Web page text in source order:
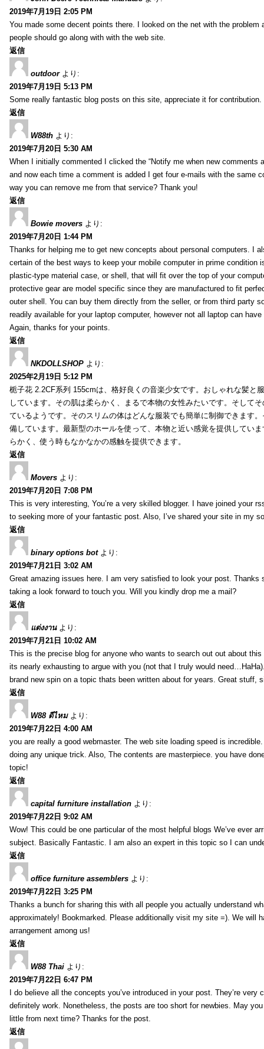
2019年7月19日 2:05 PM
You made some decent points there. I looked on the net with the problem
people should go along with with the web site.
返信
outdoor より:
2019年7月19日 5:13 PM
Some really fantastic blog posts on this site, appreciate it for contribution.
返信
W88th より:
2019年7月20日 5:30 AM
When I initially commented I clicked the “Notify me when new comments
and now each time a comment is added I get four e-mails with the same
way you can remove me from that service? Thank you!
返信
Bowie movers より:
2019年7月20日 1:44 PM
Thanks for helping me to get new concepts about personal computers. I
certain of the best ways to keep your mobile computer in prime condition
plastic-type material case, or shell, that will fit over the top of your
protective gear are model specific since they are manufactured to fit
outer shell. You can buy them directly from the seller, or from third party
readily available for your laptop computer, however not all laptop can
Again, thanks for your points.
返信
NKDOLLSHOP より:
2025年2月19日 5:12 PM
栀子花 2.2CF系列 155cmは、格好良くの音楽少女です。おしゃれな髪と
しています。その肌は柔らかく、まるで本物の女性みたいです。そして
ているようです。そのスリムの体はどんな服装でも簡単に制御できます
備しています。最新型のホールを使って、本物と近い感覚を提供してい
らかく、使う時もなかなかの感触を提供できます。
返信
Movers より:
2019年7月20日 7:08 PM
This is very interesting, You’re a very skilled blogger. I have joined your
to seeking more of your fantastic post. Also, I’ve shared your site in my
返信
binary options bot より:
2019年7月21日 3:02 AM
Great amazing issues here. I am very satisfied to look your post. Thanks
taking a look forward to touch you. Will you kindly drop me a mail?
返信
แต่งงาน より:
2019年7月21日 10:02 AM
This is the precise blog for anyone who wants to search out out about
its nearly exhausting to argue with you (not that I truly would
brand new spin on a topic thats been written about for years. Great stuff,
返信
W88 ดีไหม より:
2019年7月22日 4:00 AM
you are really a good webmaster. The web site loading speed is
doing any unique trick. Also, The contents are masterpiece. you have
topic!
返信
capital furniture installation より:
2019年7月22日 9:02 AM
Wow! This could be one particular of the most helpful blogs We’ve ever
subject. Basically Fantastic. I am also an expert in this topic so I can
返信
office furniture assemblers より:
2019年7月22日 3:25 PM
Thanks a bunch for sharing this with all people you actually understand
approximately! Bookmarked. Please additionally visit my site =). We will
arrangement among us!
返信
W88 Thai より:
2019年7月22日 6:47 PM
I do believe all the concepts you’ve introduced in your post. They’re very
definitely work. Nonetheless, the posts are too short for newbies. May
little from next time? Thanks for the post.
返信